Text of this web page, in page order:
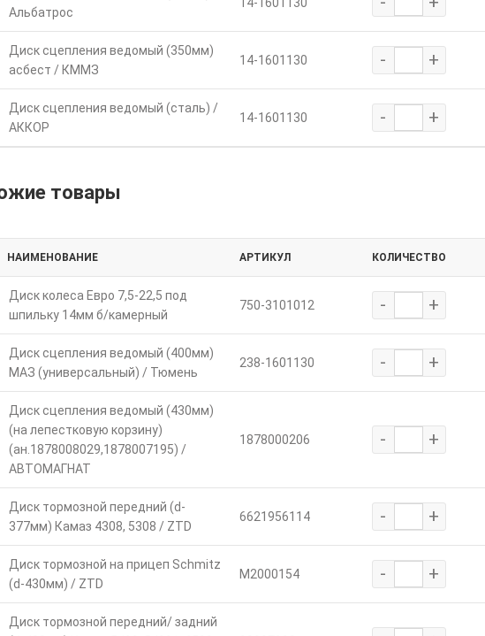
Альбатрос
Диск сцепления ведомый (350мм)
асбест / КММЗ
14-1601130 - +
Диск сцепления ведомый (сталь) /
АККОР
14-1601130 - +
товары
НАИМЕНОВАНИЕ АРТИКУЛ КОЛИЧЕСТВО
Диск колеса Евро 7,5-22,5 под
шпильку 14мм б/камерный
750-3101012 - +
Диск сцепления ведомый (400мм)
МАЗ (универсальный) / Тюмень
238-1601130 - +
Диск сцепления ведомый (430мм)
(на лепестковую корзину)
(ан.1878008029,1878007195) /
АВТОМАГНАТ
1878000206 - +
Диск тормозной передний (d-
377мм) Камаз 4308, 5308 / ZTD
6621956114 - +
Диск тормозной на прицеп Schmitz
(d-430мм) / ZTD
M2000154 - +
Диск тормозной передний/ задний